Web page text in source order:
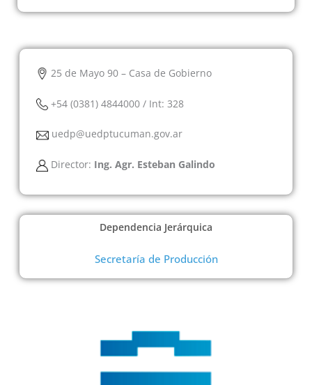
25 de Mayo 90 – Casa de Gobierno
+54 (0381) 4844000 / Int: 328
uedp@uedptucuman.gov.ar
Director: Ing. Agr. Esteban Galindo
Dependencia Jerárquica
Secretaría de Producción